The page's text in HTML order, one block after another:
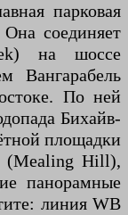
парковая
соединяет
на шоссе
Вангарабель
По ней
Бихайв-
площадки
Hill),
панорамные
линия WB